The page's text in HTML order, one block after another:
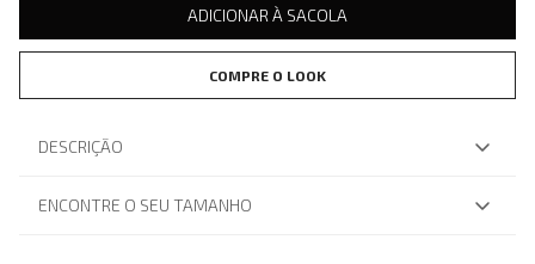
ADICIONAR À SACOLA
COMPRE O LOOK
DESCRIÇÃO
ENCONTRE O SEU TAMANHO